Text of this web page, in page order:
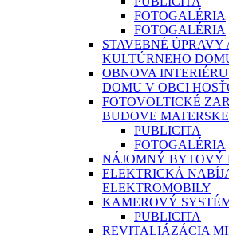
FOTOGALÉRIA
FOTOGALÉRIA
STAVEBNÉ ÚPRAVY
KULTÚRNEHO
OBNOVA
DOMU V OBCI
FOTOVOLTICKÉ
BUDOVE
PUBLICITA
FOTOGALÉRIA
NÁJOMNÝ BYTOVÝ
ELEKTRICKÁ
ELEKTROMOBILY
KAMEROVÝ
PUBLICITA
REVITALIÁZÁCIA